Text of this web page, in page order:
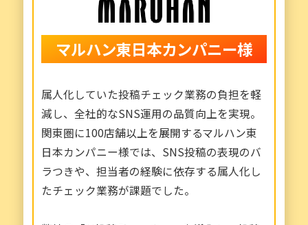
マルハン東日本カンパニー様
属人化していた投稿チェック業務の負担を軽
減し、全社的なSNS運用の品質向上を実現。
関東圏に100店舗以上を展開するマルハン東
日本カンパニー様では、SNS投稿の表現のバ
ラつきや、担当者の経験に依存する属人化し
たチェック業務が課題でした。